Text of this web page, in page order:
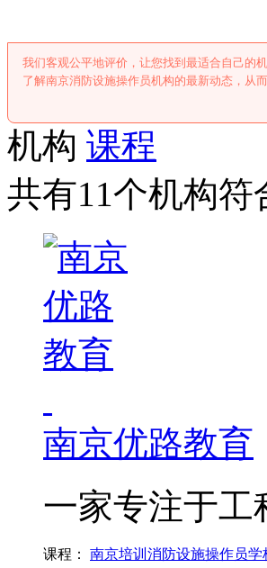
我们客观公平地评价，让您找到最适合自己的
了解南京消防设施操作员机构的最新动态，从
机构 课程
共有11个机构符
南京优路教育
一家专注于工
课程： 南京培训消防设施操作员学